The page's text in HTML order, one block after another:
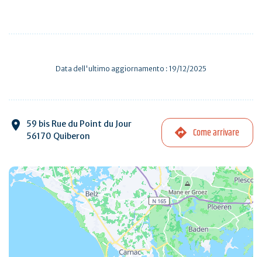
Data dell'ultimo aggiornamento : 19/12/2025
59 bis Rue du Point du Jour
56170 Quiberon
Come arrivare